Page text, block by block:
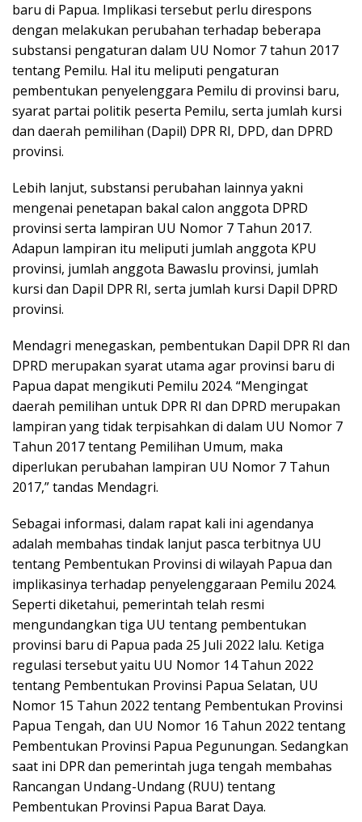
baru di Papua. Implikasi tersebut perlu direspons
dengan melakukan perubahan terhadap beberapa
substansi pengaturan dalam UU Nomor 7 tahun 2017
tentang Pemilu. Hal itu meliputi pengaturan
pembentukan penyelenggara Pemilu di provinsi baru,
syarat partai politik peserta Pemilu, serta jumlah kursi
dan daerah pemilihan (Dapil) DPR RI, DPD, dan DPRD
provinsi.
Lebih lanjut, substansi perubahan lainnya yakni
mengenai penetapan bakal calon anggota DPRD
provinsi serta lampiran UU Nomor 7 Tahun 2017.
Adapun lampiran itu meliputi jumlah anggota KPU
provinsi, jumlah anggota Bawaslu provinsi, jumlah
kursi dan Dapil DPR RI, serta jumlah kursi Dapil DPRD
provinsi.
Mendagri menegaskan, pembentukan Dapil DPR RI dan
DPRD merupakan syarat utama agar provinsi baru di
Papua dapat mengikuti Pemilu 2024. “Mengingat
daerah pemilihan untuk DPR RI dan DPRD merupakan
lampiran yang tidak terpisahkan di dalam UU Nomor 7
Tahun 2017 tentang Pemilihan Umum, maka
diperlukan perubahan lampiran UU Nomor 7 Tahun
2017,” tandas Mendagri.
Sebagai informasi, dalam rapat kali ini agendanya
adalah membahas tindak lanjut pasca terbitnya UU
tentang Pembentukan Provinsi di wilayah Papua dan
implikasinya terhadap penyelenggaraan Pemilu 2024.
Seperti diketahui, pemerintah telah resmi
mengundangkan tiga UU tentang pembentukan
provinsi baru di Papua pada 25 Juli 2022 lalu. Ketiga
regulasi tersebut yaitu UU Nomor 14 Tahun 2022
tentang Pembentukan Provinsi Papua Selatan, UU
Nomor 15 Tahun 2022 tentang Pembentukan Provinsi
Papua Tengah, dan UU Nomor 16 Tahun 2022 tentang
Pembentukan Provinsi Papua Pegunungan. Sedangkan
saat ini DPR dan pemerintah juga tengah membahas
Rancangan Undang-Undang (RUU) tentang
Pembentukan Provinsi Papua Barat Daya.